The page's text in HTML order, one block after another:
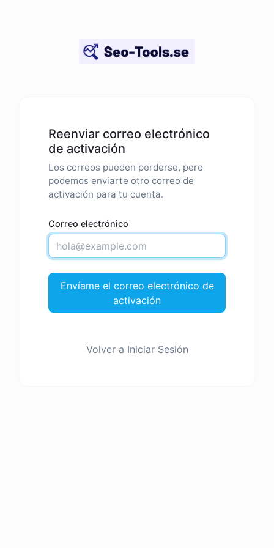
Reenviar correo electrónico
de activación
Los correos pueden perderse, pero
podemos enviarte otro correo de
activación para tu cuenta.
Correo electrónico
Envíame el correo electrónico de
activación
Volver a Iniciar Sesión